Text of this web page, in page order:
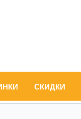
СКИДКИ